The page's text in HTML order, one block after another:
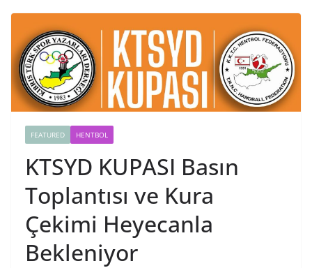
FEATURED HENTBOL
KTSYD KUPASI Basın
Toplantısı ve Kura
Çekimi Heyecanla
Bekleniyor